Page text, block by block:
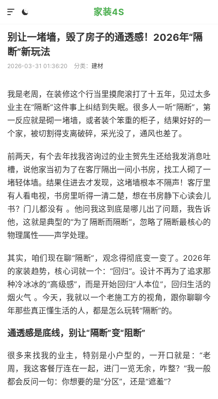
家装4S


别让一堵墙，毁了房子的通透感！2026年“隔
断”新玩法
2026-03-31 01:36:20 分类： 建材
我是老周，在装修这个行当里摸爬滚打了十五年，见过太多
业主在“隔断”这件事上纠结到失眠。很多人一听“隔断”，第
一反应就是砌一堵墙，或者装个笨重的柜子，结果好好的一
个家，被切割得支离破碎，采光没了，通风也差了。
前两天，有个去年找我咨询过的业主贺先生还给我发消息吐
槽，说他家当初为了在客厅隔出一间小书房，找工人砌了一
堵轻体墙。结果住进去才发现，这堵墙根本不隔声！客厅里
有人看电视，书房里听得一清二楚，想在书房静下心读会儿
书？门儿都没有 。他问我这到底是哪儿出了问题，我告诉
他，这就是典型的“为了隔断而隔断”，忽略了隔断最核心的
物理属性——声学处理。
其实，咱们现在聊“隔断”，观念得彻底变一变了。2026年
的家装趋势，核心词就一个：“回归”。设计不再为了追求那
种冷冰冰的“高级感”，而是开始回归“人本位”，回归生活的
烟火气 。今天，我就以一个老施工方的视角，跟你聊聊今
年那些真正懂生活的人，都是怎么玩转“隔断”的。
通透感是底线，别让“隔断”变“阻断”
很多来找我的业主，特别是小户型的，一开口就是：“老
周，我这客餐厅连在一起，进门一览无余，咋整？”我一般
都会反问一句：你想要的是“分区”，还是“遮羞”？